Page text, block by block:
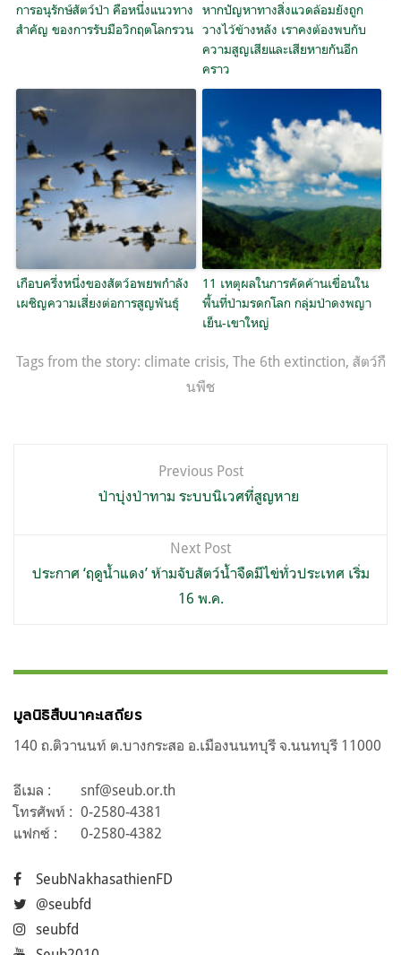
การอนุรักษ์สัตว์ป่า คือหนึ่งแนวทาง
สำคัญ ของการรับมือวิกฤตโลกรวน
หากปัญหาทางสิ่งแวดล้อมยังถูก
วางไว้ข้างหลัง เราคงต้องพบกับ
ความสูญเสียและเสียหายกันอีก
คราว
เกือบครึ่งหนึ่งของสัตว์อพยพกำลัง
เผชิญความเสี่ยงต่อการสูญพันธุ์
11 เหตุผลในการคัดค้านเขื่อนใน
พื้นที่ป่ามรดกโลก กลุ่มป่าดงพญา
เย็น-เขาใหญ่
Tags from the story: climate crisis, The 6th extinction, สัตว์กื
นพืช
Previous Post
ป่าบุ่งป่าทาม ระบบนิเวศที่สูญหาย
Next Post
ประกาศ ‘ฤดูน้ำแดง’ ห้ามจับสัตว์น้ำจืดมีไข่ทั่วประเทศ เริ่ม
16 พ.ค.
มูลนิธิสืบนาคะเสถียร
140 ถ.ติวานนท์ ต.บางกระสอ อ.เมืองนนทบุรี จ.นนทบุรี 11000
อีเมล :
snf@seub.or.th
โทรศัพท์ : 0-2580-4381
แฟกซ์ :
0-2580-4382
SeubNakhasathienFD
@seubfd
seubfd